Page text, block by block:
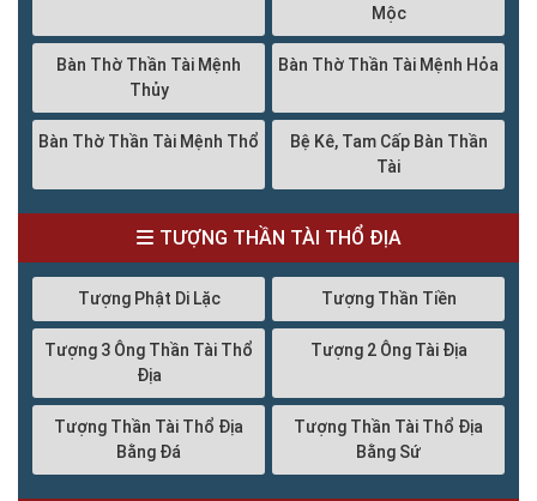
Mộc
Bàn Thờ Thần Tài Mệnh
Thủy
Bàn Thờ Thần Tài Mệnh Hỏa
Bàn Thờ Thần Tài Mệnh Thổ
Bệ Kê, Tam Cấp Bàn Thần
Tài
TƯỢNG THẦN TÀI THỔ ĐỊA
Tượng Phật Di Lặc Tượng Thần Tiền
Tượng 3 Ông Thần Tài Thổ
Địa
Tượng 2 Ông Tài Địa
Tượng Thần Tài Thổ Địa
Bằng Đá
Tượng Thần Tài Thổ Địa
Bằng Sứ